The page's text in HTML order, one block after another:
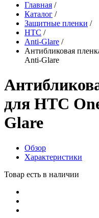
Главная /
Каталог /
Защитные пленки /
HTC /
Anti-Glare /
Антибликовая
Anti-Glare
для HTC
Glare
Обзор
Характеристики
Товар есть в наличии